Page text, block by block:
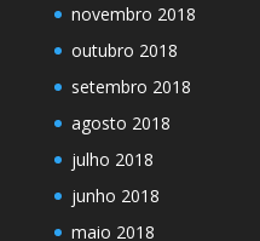
novembro 2018
outubro 2018
setembro 2018
agosto 2018
julho 2018
junho 2018
maio 2018